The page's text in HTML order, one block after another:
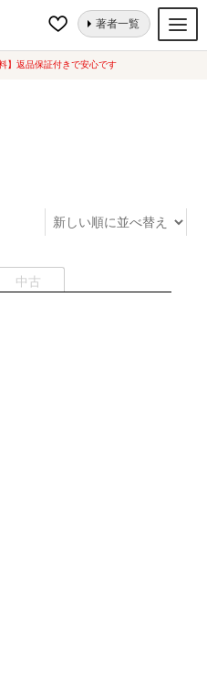
】返品保証付きで安心です
著者一覧
けされた商品
中古